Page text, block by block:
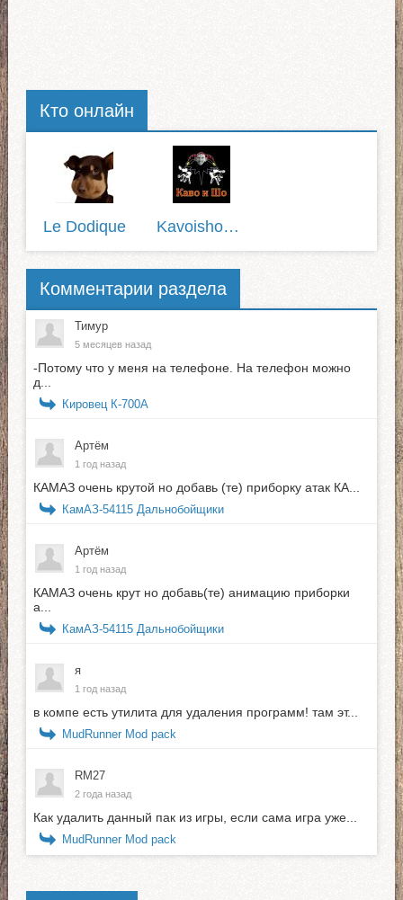
Кто онлайн
Le Dodique Kavoisho1337
Комментарии раздела
Тимур
5 месяцев назад
-Потому что у меня на телефоне. На телефон можно
д...
Кировец К-700А
Артём
1 год назад
КАМАЗ очень крутой но добавь (те) приборку атак КА...
КамАЗ-54115 Дальнобойщики
Артём
1 год назад
КАМАЗ очень крут но добавь(те) анимацию приборки
а...
КамАЗ-54115 Дальнобойщики
я
1 год назад
в компе есть утилита для удаления программ! там эт...
MudRunner Mod pack
RM27
2 года назад
Как удалить данный пак из игры, если сама игра уже...
MudRunner Mod pack